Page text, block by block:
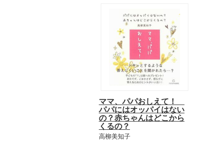
ママ、パパおしえて！
パパにはオッパイはない
の？赤ちゃんはどこから
くるの？
高柳美知子